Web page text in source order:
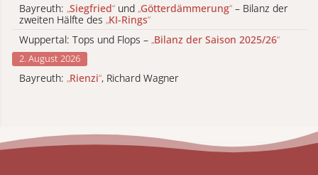
Bayreuth: „Siegfried“ und „Götterdämmerung“ – Bilanz der
zweiten Hälfte des „KI-Rings“
Wuppertal: Tops und Flops – „Bilanz der Saison 2025/26“
2. August 2026
Bayreuth: „Rienzi“, Richard Wagner